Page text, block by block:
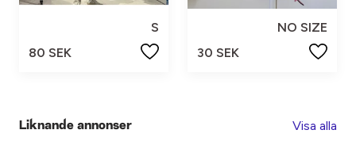
S
80 SEK
NO SIZE
30 SEK
Liknande annonser Visa alla